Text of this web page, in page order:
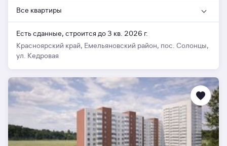
Все квартиры
Есть сданные, строится до 3 кв. 2026 г.
Красноярский край, Емельяновский район, пос. Солонцы,
ул. Кедровая